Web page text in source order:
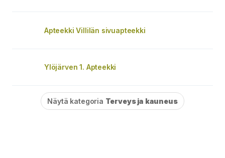
Apteekki Villilän sivuapteekki
Ylöjärven 1. Apteekki
Näytä kategoria Terveys ja kauneus